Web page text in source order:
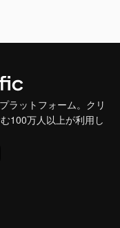
ラットフォーム。クリ
100万人以上が利用し